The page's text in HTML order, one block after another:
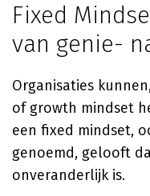
Fixed
van genie-
Organisaties
of growth mindset
een fixed mindset,
genoemd, gelooft
onveranderlijk is.